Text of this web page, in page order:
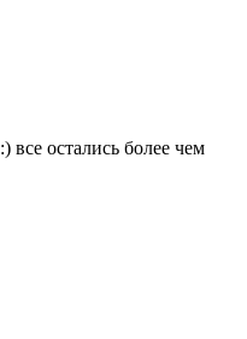
остались более чем